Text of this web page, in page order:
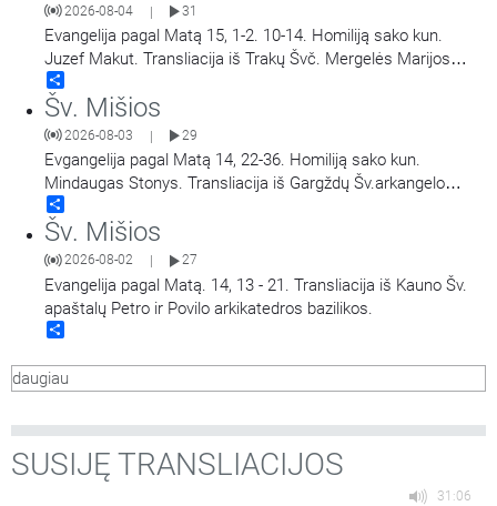
2026-08-04 | 31
Evangelija pagal Matą 15, 1-2. 10-14. Homiliją sako kun.
Juzef Makut. Transliacija iš Trakų Švč. Mergelės Marijos
Apsilankymo bazilikos.
Šv. Mišios
2026-08-03 | 29
Evgangelija pagal Matą 14, 22-36. Homiliją sako kun.
Mindaugas Stonys. Transliacija iš Gargždų Šv.arkangelo
Mykolo bažnyčios.
Šv. Mišios
2026-08-02 27
Evangelija pagal Matą. 14, 13 - 21. Transliacija iš Kauno Šv.
apaštalų Petro ir Povilo arkikatedros bazilikos.
daugiau
SUSIJĘ TRANSLIACIJOS
31:06